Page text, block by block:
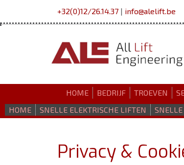
+32(0)12/26.14.37 | info@alelift.be
HOME BEDRIJF TROEVEN
HOME
SNELLE ELEKTRISCHE LIFTEN
Privacy &